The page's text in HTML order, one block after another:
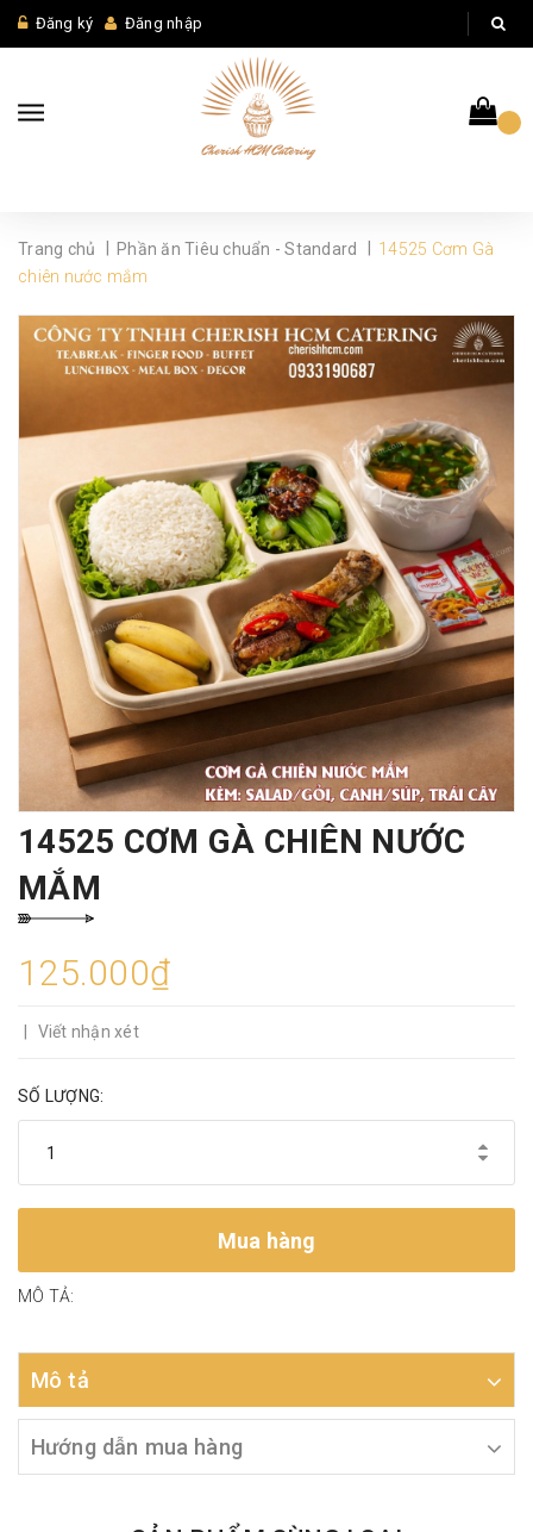
Đăng ký Đăng nhập
Trang chủ Phần ăn Tiêu chuẩn - Standard
14525 Cơm Gà
chiên nước mắm
14525 CƠM GÀ CHIÊN NƯỚC
MẮM
125.000₫
Viết nhận xét
SỐ LƯỢNG:
Mua hàng
MÔ TẢ:
Mô tả
Hướng dẫn mua hàng